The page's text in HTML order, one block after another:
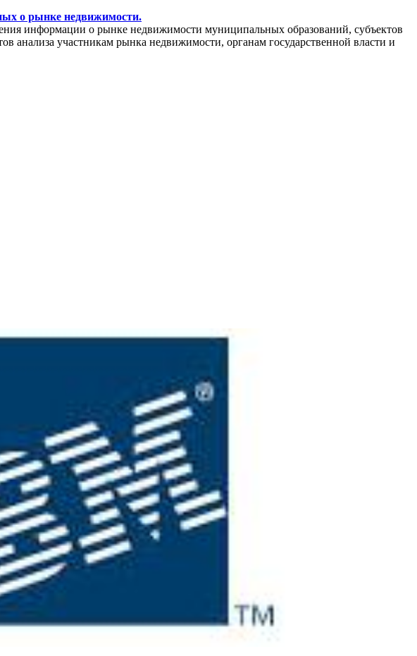
о рынке недвижимости.
информации о рынке недвижимости муниципальных образований, субъектов
анализа участникам рынка недвижимости, органам государственной власти и